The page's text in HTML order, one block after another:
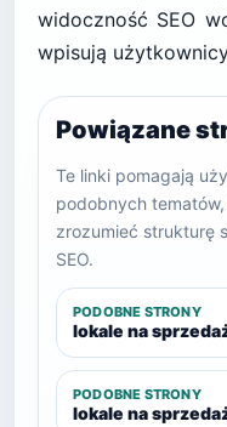
widoczność SEO
wpisują
Powiązane
Te linki pomagają
podobnych
zrozumieć strukturę
SEO.
PODOBNE STRONY
lokale na
PODOBNE STRONY
lokale na